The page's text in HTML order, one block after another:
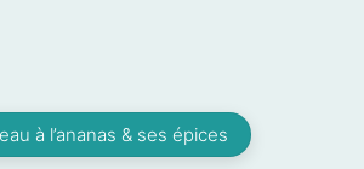
à l’ananas & ses épices